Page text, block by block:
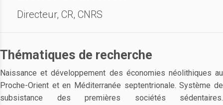
Directeur, CR, CNRS
Thématiques de recherche
Naissance et développement des économies néolithiques au
Proche-Orient et en Méditerranée septentrionale. Système de
subsistance des premières sociétés sédentaires.